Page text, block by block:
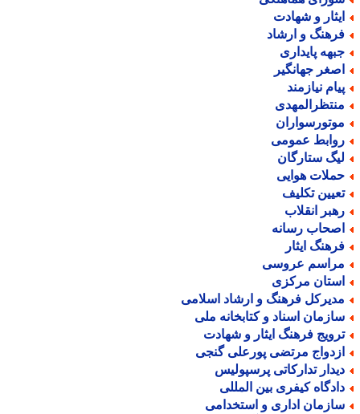
و شهادت
و ارشاد
پایداری
جهانگیر
نیازمند
عمومی
ستارگان
هوایی
تکلیف
انقلاب
رسانه
ایثار
عروسی
مرکزی
فرهنگ و ارشاد اسلامی
اسناد و کتابخانه ملی
فرهنگ ایثار و شهادت
مرتضی پورعلی گنجی
تدارکاتی پرسپولیس
کیفری بین المللی
اداری و استخدامی